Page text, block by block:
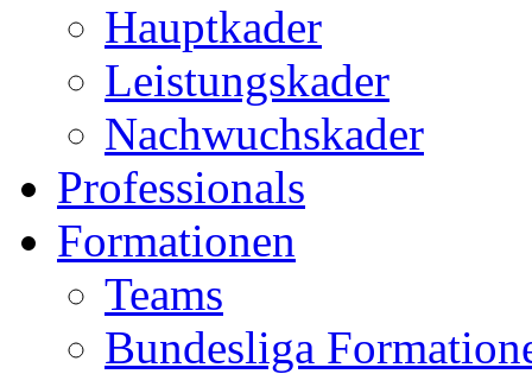
Hauptkader
Leistungskader
Nachwuchskader
Professionals
Formationen
Teams
Bundesliga